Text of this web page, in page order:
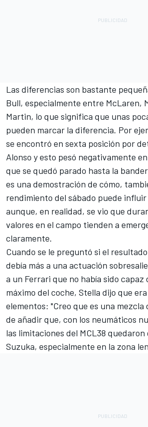
Las diferencias son bastante
Bull, especialmente entre McLaren,
Martin, lo que significa que unas
pueden marcar la diferencia. Por
se encontró en sexta posición por
Alonso y esto pesó negativamente
que se quedó parado hasta la
es una demostración de cómo,
rendimiento del sábado puede
aunque, en realidad, se vio que
valores en el campo tienden a
claramente.
Cuando se le preguntó si el
debía más a una actuación
a un Ferrari que no había sido capaz
máximo del coche, Stella dijo que
elementos: "Creo que es una mezcla
de añadir que, con los neumáticos
las limitaciones del MCL38 quedaron
Suzuka, especialmente en la zona